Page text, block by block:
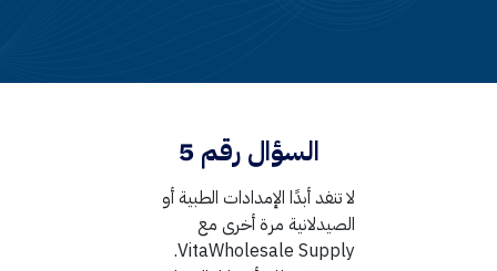
السؤال رقم 5
لا تنفد أبدًا الإمدادات الطبية أو
الصيدلانية مرة أخرى مع
VitaWholesale Supply.